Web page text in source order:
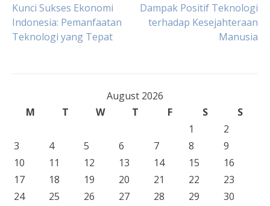
Post
navigation
Kunci Sukses Ekonomi
Indonesia: Pemanfaatan
Teknologi yang Tepat
Dampak Positif Teknologi
terhadap Kesejahteraan
Manusia
August 2026
M
T W T F S
S
1
2
3
4 5 6 7 8
9
10
11 12 13 14 15
16
17
18 19 20 21 22
23
24
25 26 27 28 29
30